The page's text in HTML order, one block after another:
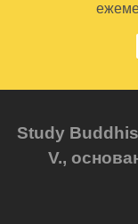
Study
V.,